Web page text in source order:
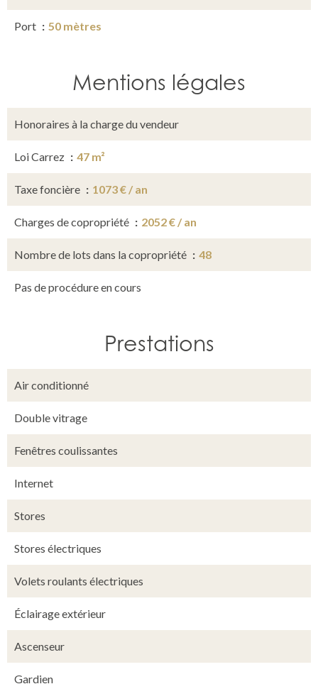
Port 50 mètres
Mentions légales
Honoraires à la charge du vendeur
Loi Carrez 47 m²
Taxe foncière 1073 € / an
Charges de copropriété 2052 € / an
Nombre de lots dans la copropriété 48
Pas de procédure en cours
Prestations
Air conditionné
Double vitrage
Fenêtres coulissantes
Internet
Stores
Stores électriques
Volets roulants électriques
Éclairage extérieur
Ascenseur
Gardien